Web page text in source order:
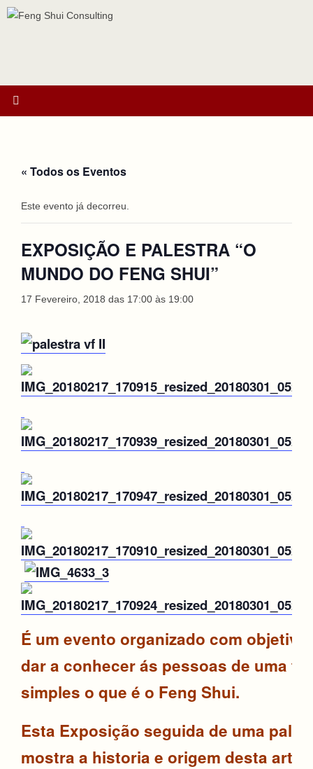
« Todos os Eventos
Este evento já decorreu.
EXPOSIÇÃO E PALESTRA “O
MUNDO DO FENG SHUI”
17 Fevereiro, 2018 das 17:00 às 19:00
É um evento organizado com objetivo
dar a conhecer ás pessoas de uma
simples o que é o Feng Shui.
Esta Exposição seguida de uma
mostra a historia e origem desta arte